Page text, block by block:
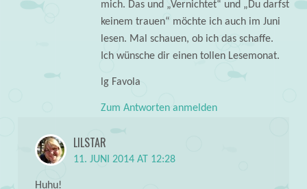
mich. Das und „Vernichtet“ und „Du darfst
keinem trauen“ möchte ich auch im Juni
lesen. Mal schauen, ob ich das schaffe.
Ich wünsche dir einen tollen Lesemonat.
lg Favola
Zum Antworten anmelden
LILSTAR
11. JUNI 2014 AT 12:28
Huhu!